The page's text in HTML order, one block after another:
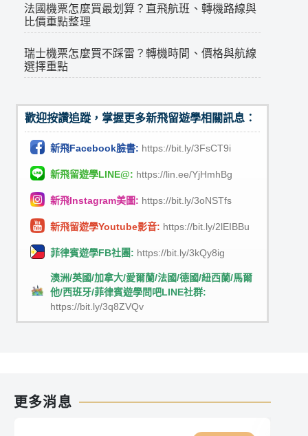
法國機票怎麼買最划算？直飛航班、轉機路線與
比價重點整理
瑞士機票怎麼買不踩雷？轉機時間、價格與航線
選擇重點
歡迎按讚追蹤，掌握更多新飛留遊學相關訊息：
新飛Facebook臉書: https://bit.ly/3FsCT9i
新飛留遊學LINE@: https://lin.ee/YjHmhBg
新飛Instagram美圖: https://bit.ly/3oNSTfs
新飛留遊學Youtube影音: https://bit.ly/2lEIBBu
菲律賓遊學FB社團: https://bit.ly/3kQy8ig
澳洲/英國/加拿大/愛爾蘭/法國/德國/紐西蘭/馬爾
他/西班牙/菲律賓遊學問吧LINE社群:
https://bit.ly/3q8ZVQv
更多消息